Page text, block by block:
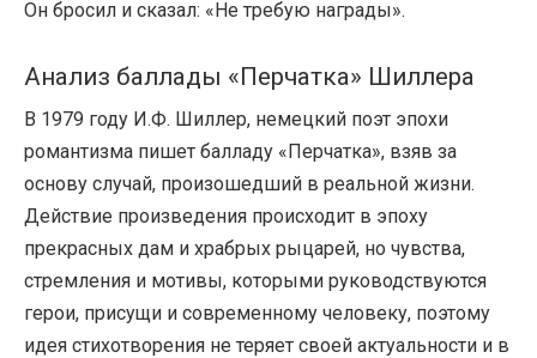
Он бросил и сказал: «Не требую награды».
Анализ баллады «Перчатка» Шиллера
В 1979 году И.Ф. Шиллер, немецкий поэт эпохи
романтизма пишет балладу «Перчатка», взяв за
основу случай, произошедший в реальной жизни.
Действие произведения происходит в эпоху
прекрасных дам и храбрых рыцарей, но чувства,
стремления и мотивы, которыми руководствуются
герои, присущи и современному человеку, поэтому
идея стихотворения не теряет своей актуальности и в